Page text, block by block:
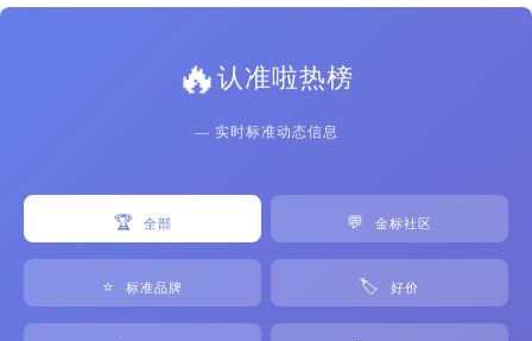
🔥认准啦热榜
— 实时标准动态信息
🏆 全部 💬 金标社区
⭐ 标准品牌 🏷️ 好价